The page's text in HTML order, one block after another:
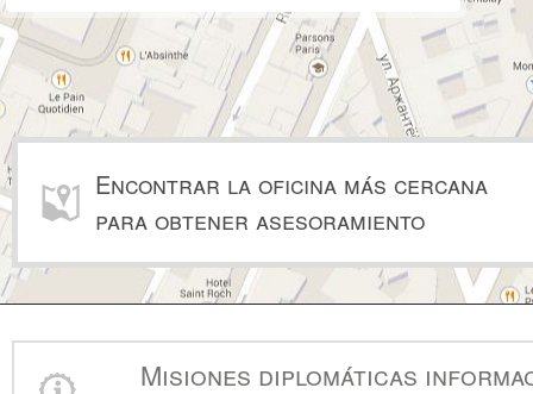
Encontrar la oficina más cercana
para obtener asesoramiento
Misiones diplomáticas